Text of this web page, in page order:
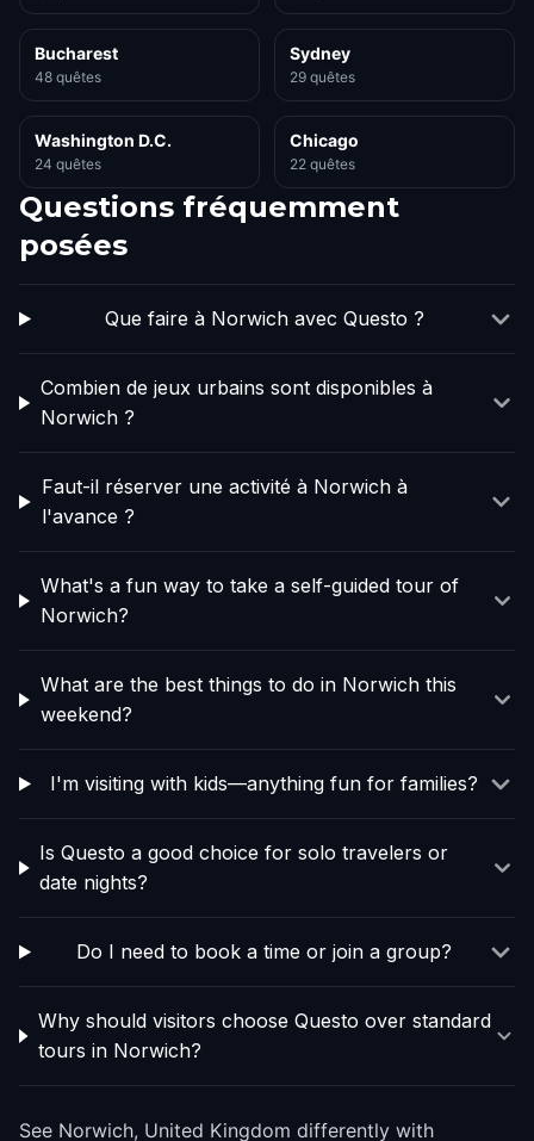
Bucharest
48 quêtes
Sydney
29 quêtes
Washington D.C.
24 quêtes
Chicago
22 quêtes
Questions fréquemment
posées
Que faire à Norwich avec Questo ?
Combien de jeux urbains sont disponibles à
Norwich ?
Faut-il réserver une activité à Norwich à
l'avance ?
What's a fun way to take a self-guided tour of
Norwich?
What are the best things to do in Norwich this
weekend?
I'm visiting with kids—anything fun for families?
Is Questo a good choice for solo travelers or
date nights?
Do I need to book a time or join a group?
Why should visitors choose Questo over standard
tours in Norwich?
See Norwich, United Kingdom differently with